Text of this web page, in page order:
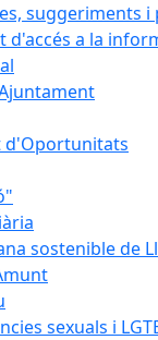
suggeriments i
d'accés a la
d'Oportunitats
sostenible de
sexuals i